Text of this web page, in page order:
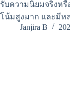
รับความนิยมจริงห
โน้มสูงมาก และมีห
Janjira B